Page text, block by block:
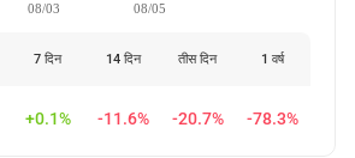
08/03 08/05
7 दिन 14 दिन तीस दिन 1 वर्ष
+0.1% -11.6% -20.7% -78.3%